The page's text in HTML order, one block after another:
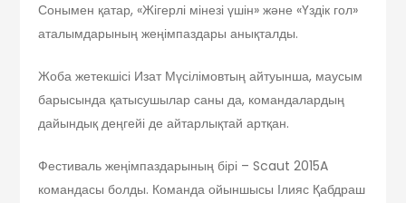
Сонымен қатар, «Жігерлі мінезі үшін» және «Үздік гол»
аталымдарының жеңімпаздары анықталды.
Жоба жетекшісі Изат Мүсілімовтың айтуынша, маусым
барысында қатысушылар саны да, командалардың
дайындық деңгейі де айтарлықтай артқан.
Фестиваль жеңімпаздарының бірі – Scaut 2015A
командасы болды. Команда ойыншысы Ілияс Қабдраш